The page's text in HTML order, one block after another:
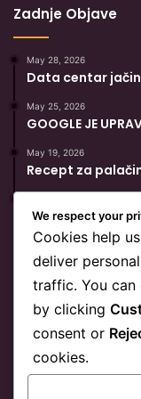
Zadnje Objave
May 28, 2026
Data centar
May 25, 2026
GOOGLE JE
May 19, 2026
Recept za
Popularni Recept
BiH Link
O BiHLink-u
Kontakt
Marketing
We respect your
Cookies help
deliver
traffic. You
by clicking
consent or
cookies.